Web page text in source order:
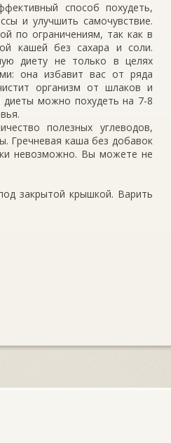
способ похудеть,
и улучшить самочувствие.
по ограничениям, так как в
кашей без сахара и соли.
диету не только в целях
она избавит вас от ряда
организм от шлаков и
можно похудеть на 7-8
полезных углеводов,
Гречневая каша без добавок
невозможно. Вы можете не
закрытой крышкой. Варить